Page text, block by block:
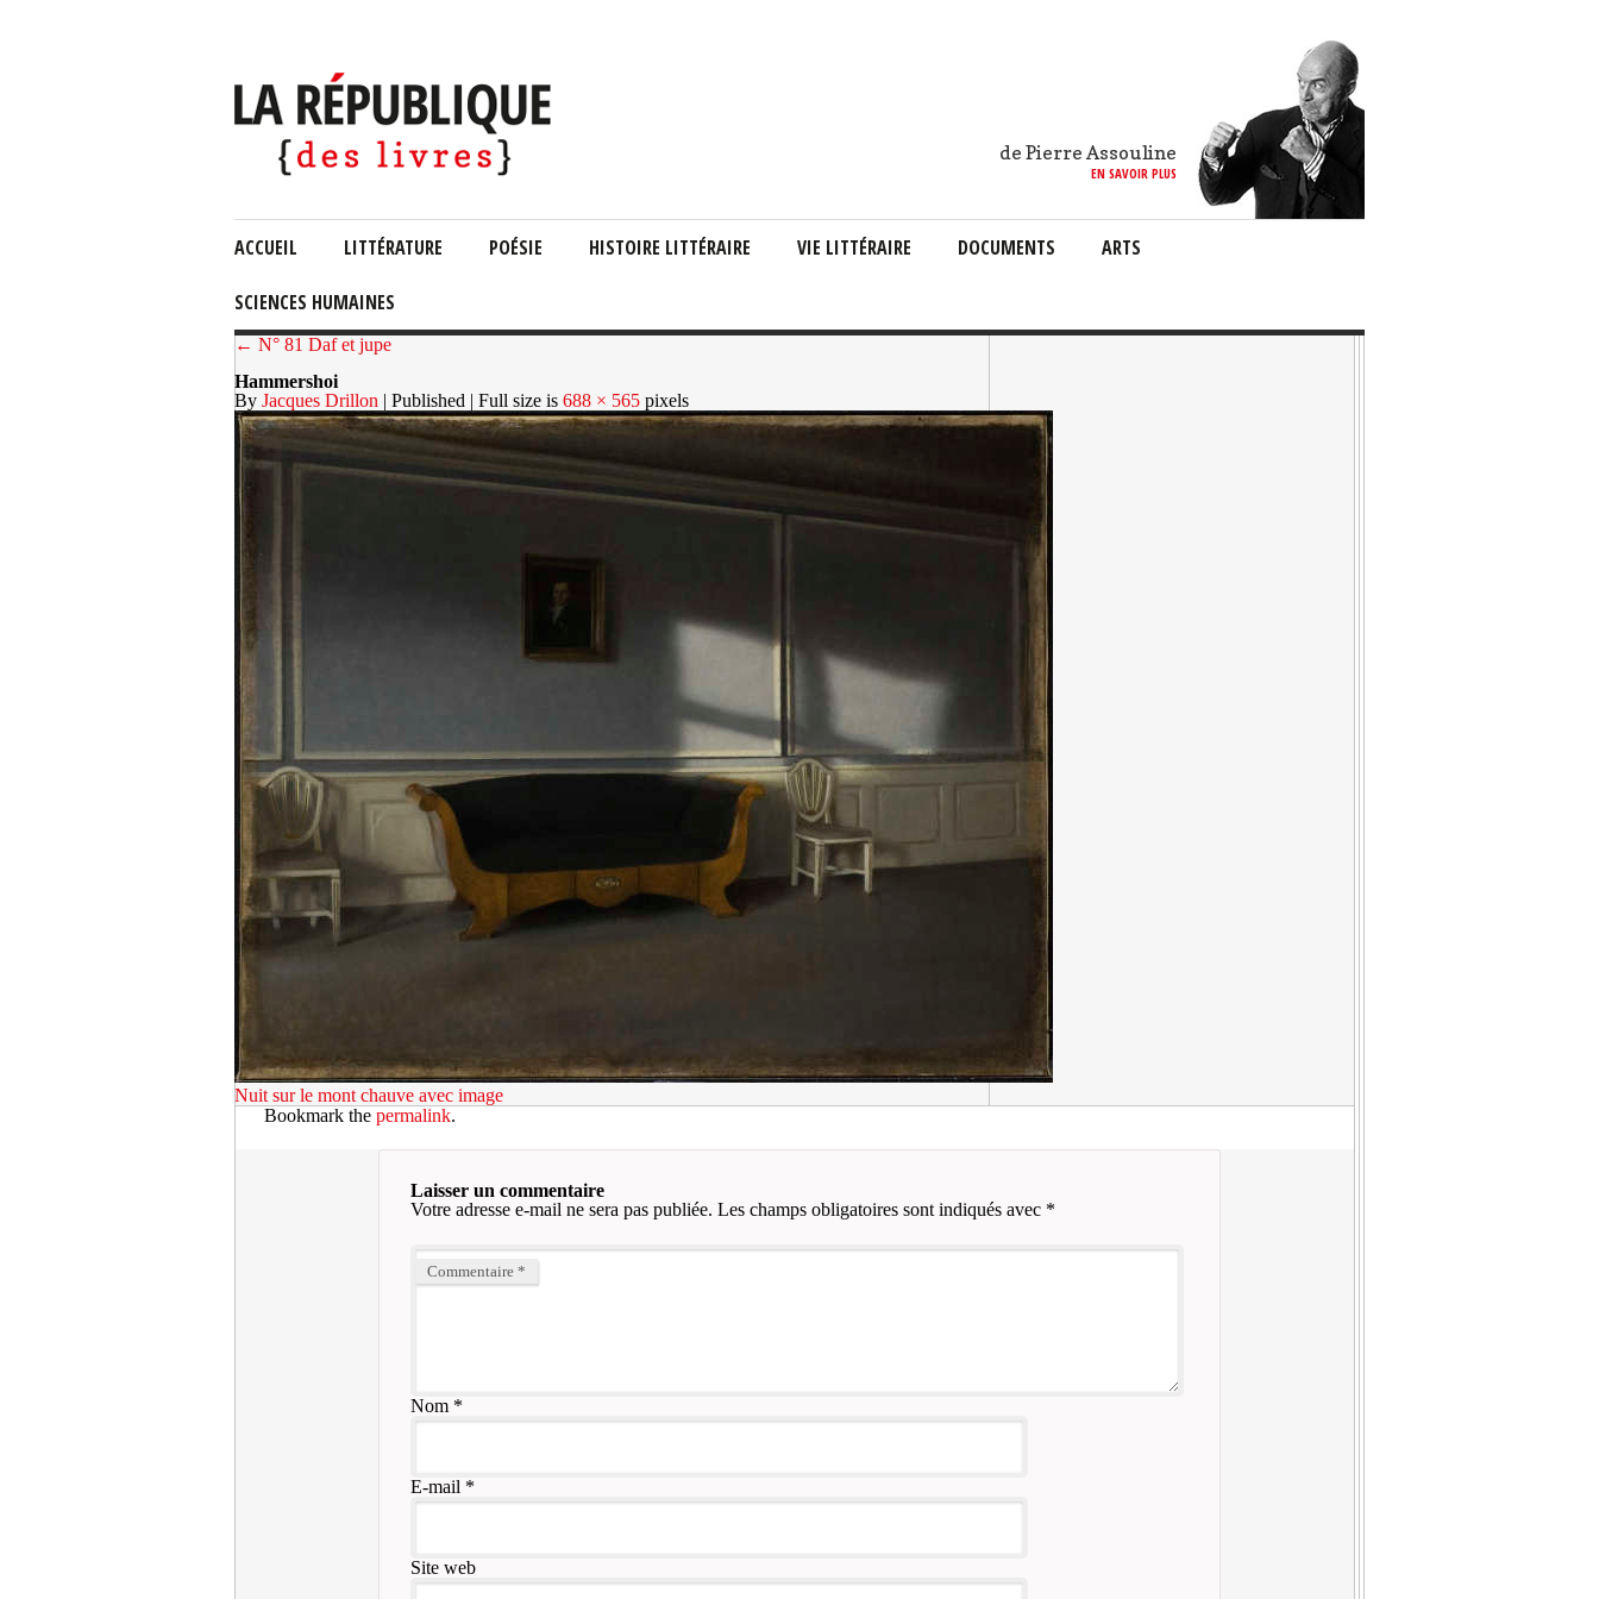
de Pierre Assouline
EN SAVOIR PLUS
ACCUEIL LITTÉRATURE POÉSIE HISTOIRE LITTÉRAIRE VIE LITTÉRAIRE DOCUMENTS ARTS
SCIENCES HUMAINES
← N° 81 Daf et jupe
Hammershoi
By Jacques Drillon | Published | Full size is 688 × 565 pixels
Nuit sur le mont chauve avec image
Bookmark the permalink.
Laisser un commentaire
Votre adresse e-mail ne sera pas publiée. Les champs obligatoires sont indiqués avec *
Commentaire *
Nom*
E-mail *
Site web